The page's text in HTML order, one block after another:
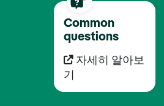
Common
questions
자세히 알아보
기